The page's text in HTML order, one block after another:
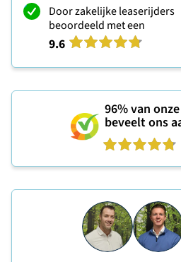
Door zakelijke leaserijders
beoordeeld met een
9.6
96%van
beveelt ons